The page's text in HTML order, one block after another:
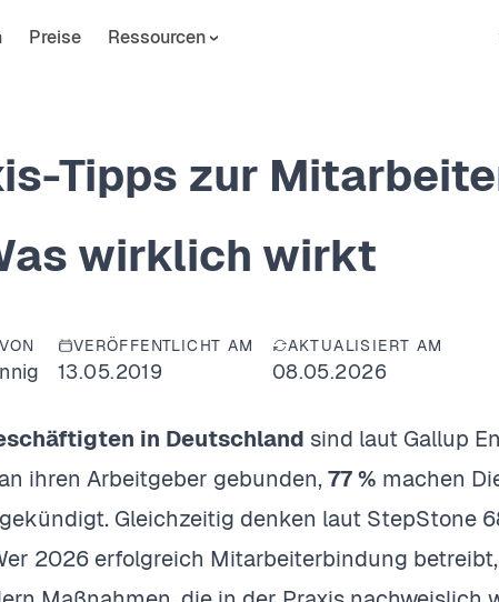
Preise Ressourcen
Tipps zur
wirklich wirkt
VERÖFFENTLICHT AM
13.05.2019
AKTUALISIERT AM
08.05.2026
in Deutschland sind laut Gallup
ihren Arbeitgeber gebunden,77 % machen
Gleichzeitig denken laut StepStone
2026 erfolgreich Mitarbeiterbindung